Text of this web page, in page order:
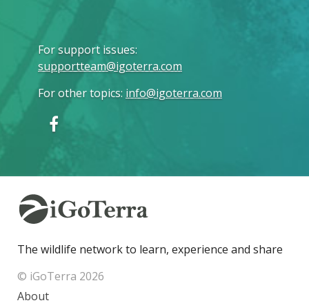
For support issues:
supportteam@igoterra.com
For other topics: info@igoterra.com
The wildlife network to learn, experience and share
© iGoTerra 2026
About